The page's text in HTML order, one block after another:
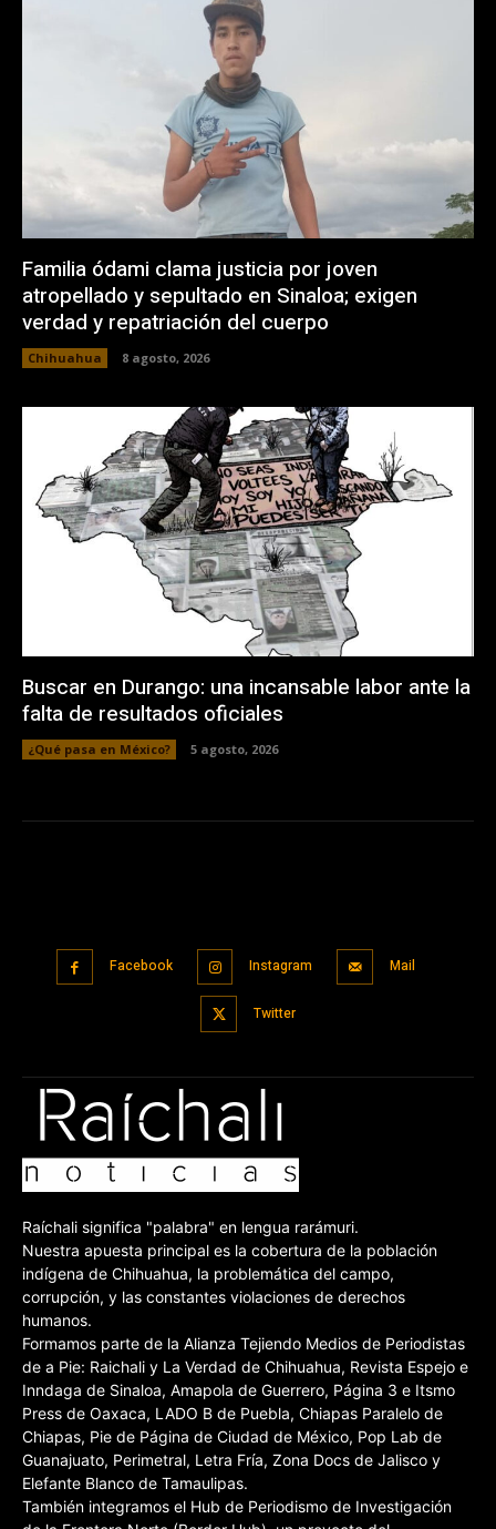
Familia ódami clama justicia por joven
atropellado y sepultado en Sinaloa; exigen
verdad y repatriación del cuerpo
Chihuahua 8 agosto, 2026
Buscar en Durango: una incansable labor ante la
falta de resultados oficiales
¿Qué pasa en México? 5 agosto, 2026
Facebook Instagram Mail
Twitter
Raíchali significa "palabra" en lengua rarámuri.
Nuestra apuesta principal es la cobertura de la población
indígena de Chihuahua, la problemática del campo,
corrupción, y las constantes violaciones de derechos
humanos.
Formamos parte de la Alianza Tejiendo Medios de Periodistas
de a Pie: Raichali y La Verdad de Chihuahua, Revista Espejo e
Inndaga de Sinaloa, Amapola de Guerrero, Página 3 e Itsmo
Press de Oaxaca, LADO B de Puebla, Chiapas Paralelo de
Chiapas, Pie de Página de Ciudad de México, Pop Lab de
Guanajuato, Perimetral, Letra Fría, Zona Docs de Jalisco y
Elefante Blanco de Tamaulipas.
También integramos el Hub de Periodismo de Investigación